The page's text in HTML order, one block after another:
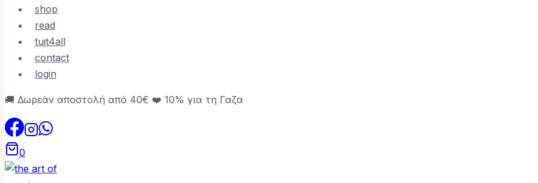
shop
read
tuit4all
contact
login
🚚 Δωρεάν αποστολή από 40€ ❤️ 10% για τη Γαζα
0